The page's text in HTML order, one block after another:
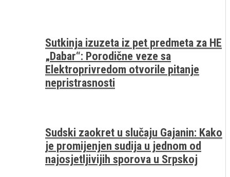
Sutkinja izuzeta iz pet predmeta za HE
„Dabar“: Porodične veze sa
Elektroprivredom otvorile pitanje
nepristrasnosti
Sudski zaokret u slučaju Gajanin: Kako
je promijenjen sudija u jednom od
najosjetljivijih sporova u Srpskoj